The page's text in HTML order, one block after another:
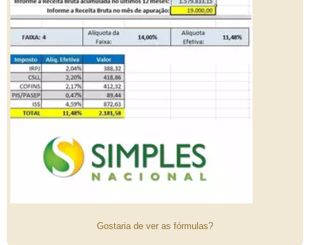
Gostaria de ver as fórmulas?